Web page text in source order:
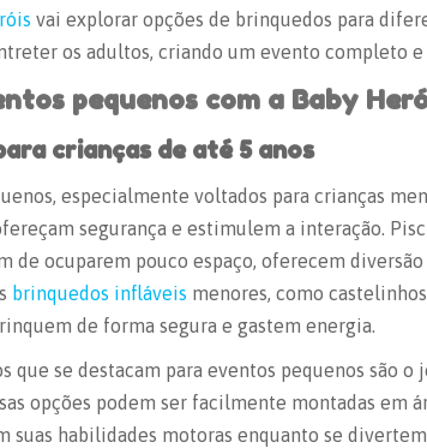
vai explorar opções de brinquedos para
os adultos, criando um evento completo
pequenos com a Baby
crianças de até 5 anos
, especialmente voltados para crianças
segurança e estimulem a interação.
de ocuparem pouco espaço, oferecem
brinquedos infláveis menores, como
de forma segura e gastem energia.
que se destacam para eventos pequenos são o
opções podem ser facilmente montadas em
suas habilidades motoras enquanto se